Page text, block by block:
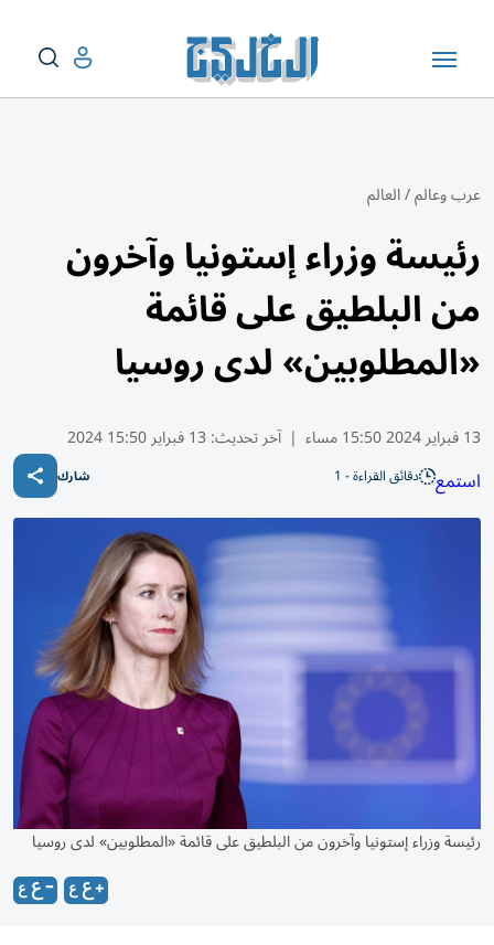
عرب وعالم/العالم
رئيسة وزراء إستونيا وآخرون
من البلطيق على قائمة
«المطلوبين» لدى روسيا
13 فبراير 2024 15:50 مساء | آخر تحديث: 13 فبراير 15:50 2024
استمع دقائق القراءة - 1 شارك
رئيسة وزراء إستونيا وآخرون من البلطيق على قائمة «المطلوبين» لدى روسيا